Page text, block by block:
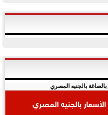
بالجنيه المصري
الأسعار بالجنيه المصري